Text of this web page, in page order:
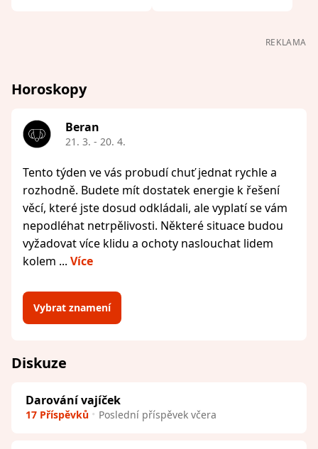
REKLAMA
Horoskopy
Beran
21. 3. - 20. 4.
Tento týden ve vás probudí chuť jednat rychle a
rozhodně. Budete mít dostatek energie k řešení
věcí, které jste dosud odkládali, ale vyplatí se vám
nepodléhat netrpělivosti. Některé situace budou
vyžadovat více klidu a ochoty naslouchat lidem
kolem ... Více
Vybrat znamení
Diskuze
Darování vajíček
17 Příspěvků Poslední příspěvek včera